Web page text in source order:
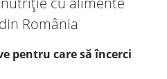
România
pentru care să încerci